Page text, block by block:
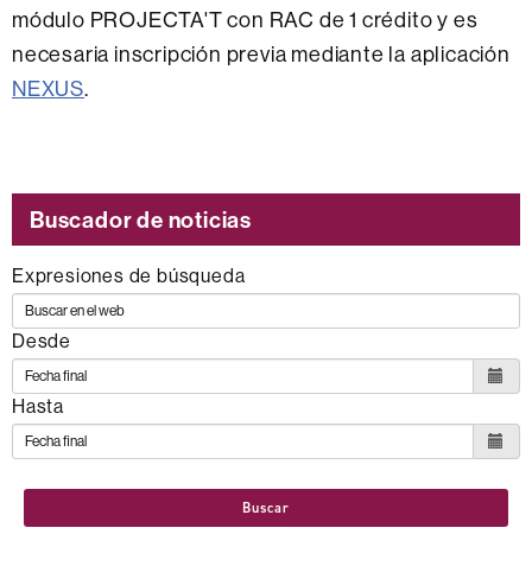
módulo PROJECTA'T con RAC de 1 crédito y es
necesaria inscripción previa mediante la aplicación
NEXUS.
Buscador de noticias
Expresiones de búsqueda
Desde
Hasta
Buscar